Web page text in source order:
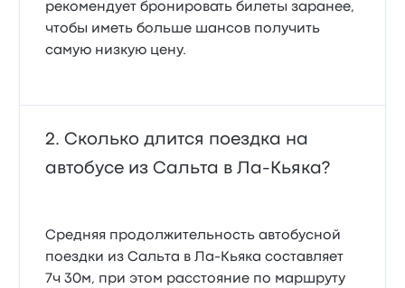
рекомендует бронировать билеты заранее,
чтобы иметь больше шансов получить
самую низкую цену.
Сколько длится поездка на
автобусе из Сальта в Ла-Кьяка?
Средняя продолжительность автобусной
поездки из Сальта в Ла-Кьяка составляет
7ч 30м, при этом расстояние по маршруту